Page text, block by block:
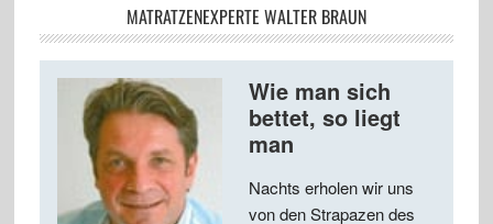
MATRATZENEXPERTE WALTER BRAUN
Wie man sich
bettet, so liegt
man
Nachts erholen wir uns
von den Strapazen des